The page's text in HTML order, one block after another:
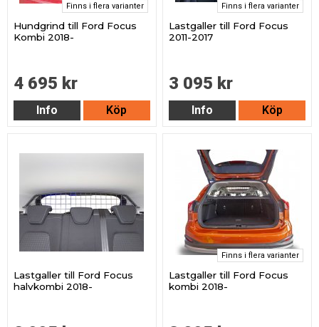
Finns i flera varianter
Hundgrind till Ford Focus
Kombi 2018-
4 695 kr
Info Köp
Finns i flera varianter
Lastgaller till Ford Focus
2011-2017
3 095 kr
Info Köp
Lastgaller till Ford Focus
halvkombi 2018-
Finns i flera varianter
Lastgaller till Ford Focus
kombi 2018-